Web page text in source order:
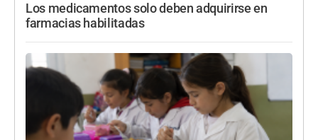
Los medicamentos solo deben adquirirse en
farmacias habilitadas